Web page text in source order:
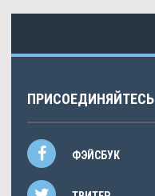
ПРИСОЕДИНЯЙТЕСЬ
ФЭЙСБУК